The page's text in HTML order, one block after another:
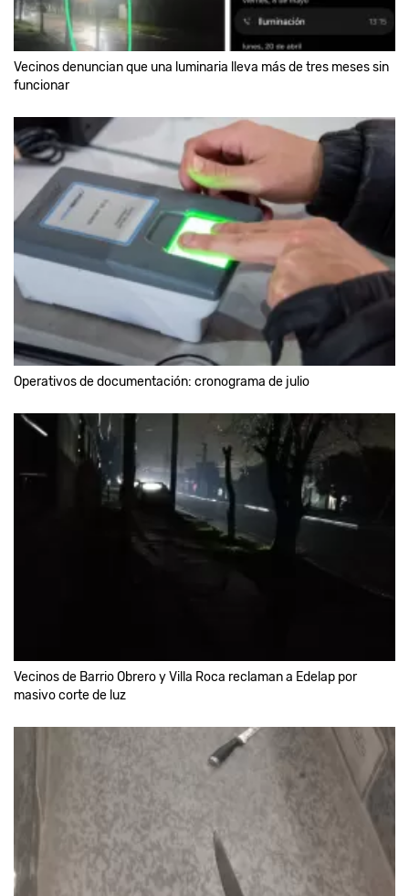
Vecinos denuncian que una luminaria lleva más de tres meses sin
funcionar
Operativos de documentación: cronograma de julio
Vecinos de Barrio Obrero y Villa Roca reclaman a Edelap por
masivo corte de luz